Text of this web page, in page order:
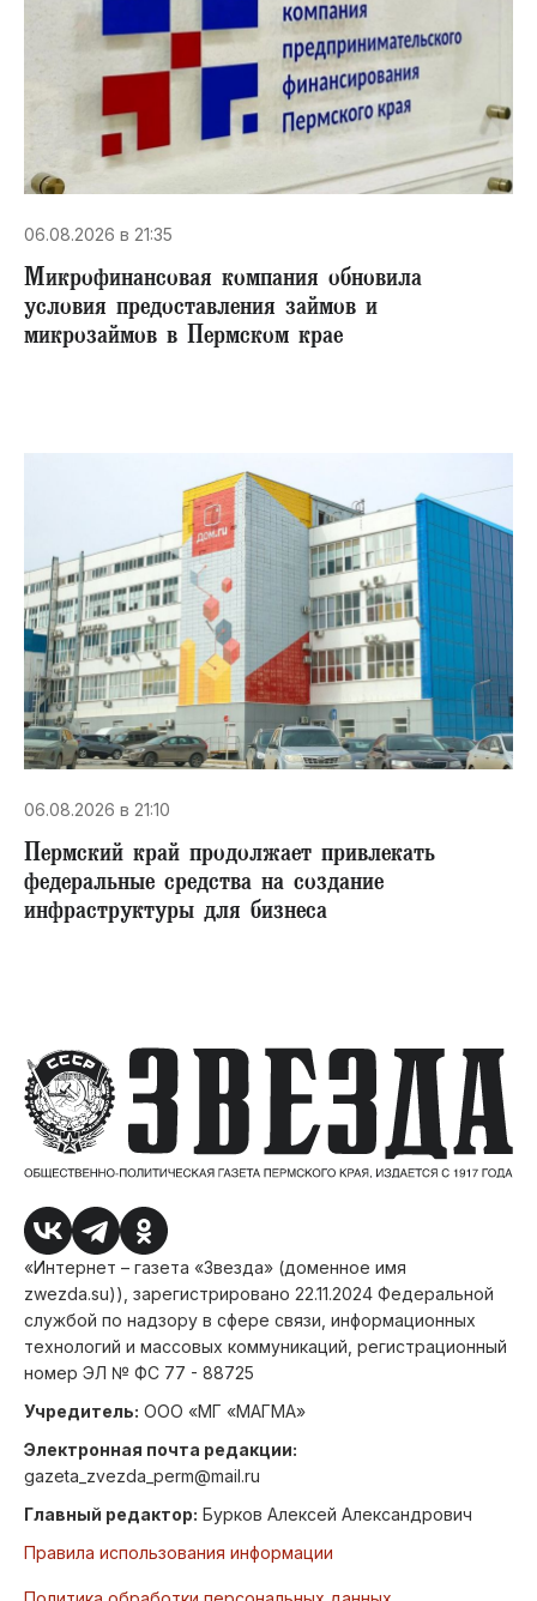
06.08.2026 в 21:35
Микрофинансовая компания обновила
условия предоставления займов и
микрозаймов в Пермском крае
06.08.2026 в 21:10
Пермский край продолжает привлекать
федеральные средства на создание
инфраструктуры для бизнеса
«Интернет – газета «Звезда» (доменное имя
zwezda.su)), зарегистрировано 22.11.2024 Федеральной
службой по надзору в сфере связи, информационных
технологий и массовых коммуникаций, регистрационный
номер ЭЛ № ФС 77 - 88725
Учредитель: ООО «МГ «МАГМА»
Электронная почта редакции:
gazeta_zvezda_perm@mail.ru
Главный редактор: Бурков Алексей Александрович
Правила использования информации